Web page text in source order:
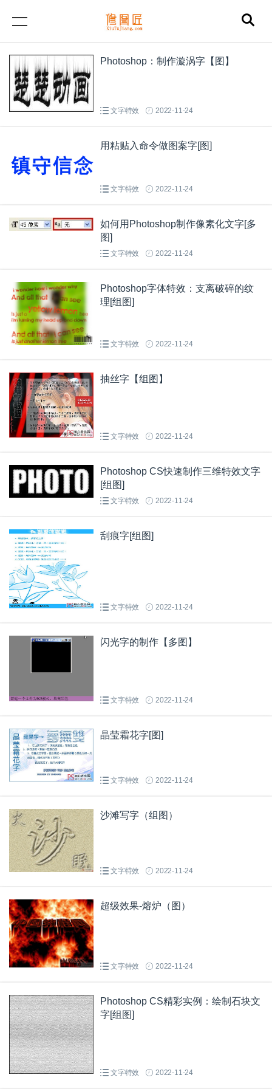
Photoshop：制作漩涡字【图】
文字特效 2022-11-24
用粘贴入命令做图案字[图]
文字特效 2022-11-24
如何用Photoshop制作像素化文字[多
图]
文字特效 2022-11-24
Photoshop字体特效：支离破碎的纹
理[组图]
文字特效 2022-11-24
抽丝字【组图】
文字特效 2022-11-24
Photoshop CS快速制作三维特效文字
[组图]
文字特效 2022-11-24
刮痕字[组图]
文字特效 2022-11-24
闪光字的制作【多图】
文字特效 2022-11-24
晶莹霜花字[图]
文字特效 2022-11-24
沙滩写字（组图）
文字特效 2022-11-24
超级效果-熔炉（图）
文字特效 2022-11-24
Photoshop CS精彩实例：绘制石块文
字[组图]
文字特效 2022-11-24